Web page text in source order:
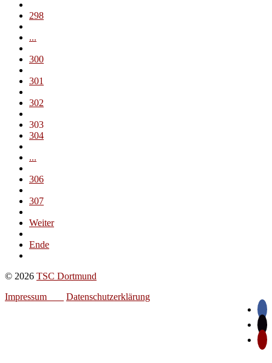
298
...
300
301
302
303
304
...
306
307
Weiter
Ende
© 2026 TSC Dortmund
Impressum
Datenschutzerklärung